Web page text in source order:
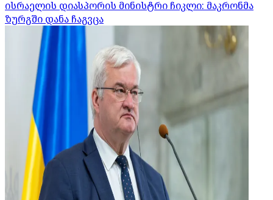
ისრაელის დიასპორის მინისტრი ჩიკლი: მაკრონმა
ზურგში დანა ჩაგვცა